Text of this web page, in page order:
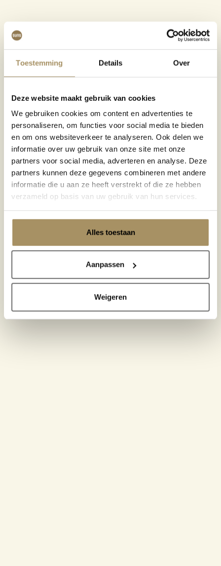
Toestemming Details Over
Deze website maakt gebruik van cookies
We gebruiken cookies om content en advertenties te
personaliseren, om functies voor social media te bieden
en om ons websiteverkeer te analyseren. Ook delen we
informatie over uw gebruik van onze site met onze
partners voor social media, adverteren en analyse. Deze
partners kunnen deze gegevens combineren met andere
informatie die u aan ze heeft verstrekt of die ze hebben
verzameld op basis van uw gebruik van hun services.
Alles toestaan
Aanpassen
Weigeren